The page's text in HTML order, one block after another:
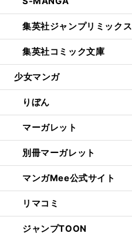
集英社ジャンプリミックス
集英社コミック文庫
少女マンガ
りぼん
マーガレット
別冊マーガレット
マンガMee公式サイト
リマコミ
ジャンプTOON